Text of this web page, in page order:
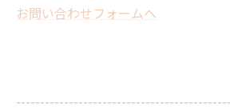
お問い合わせフォームへ